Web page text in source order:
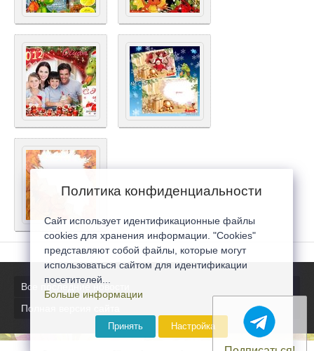
Все последние новости
Полная версия сайта
Политика конфиденциальности
Сайт использует идентификационные файлы
cookies для хранения информации. "Cookies"
представляют собой файлы, которые могут
использоваться сайтом для идентификации
посетителей...
Больше информации
Принять Настройка